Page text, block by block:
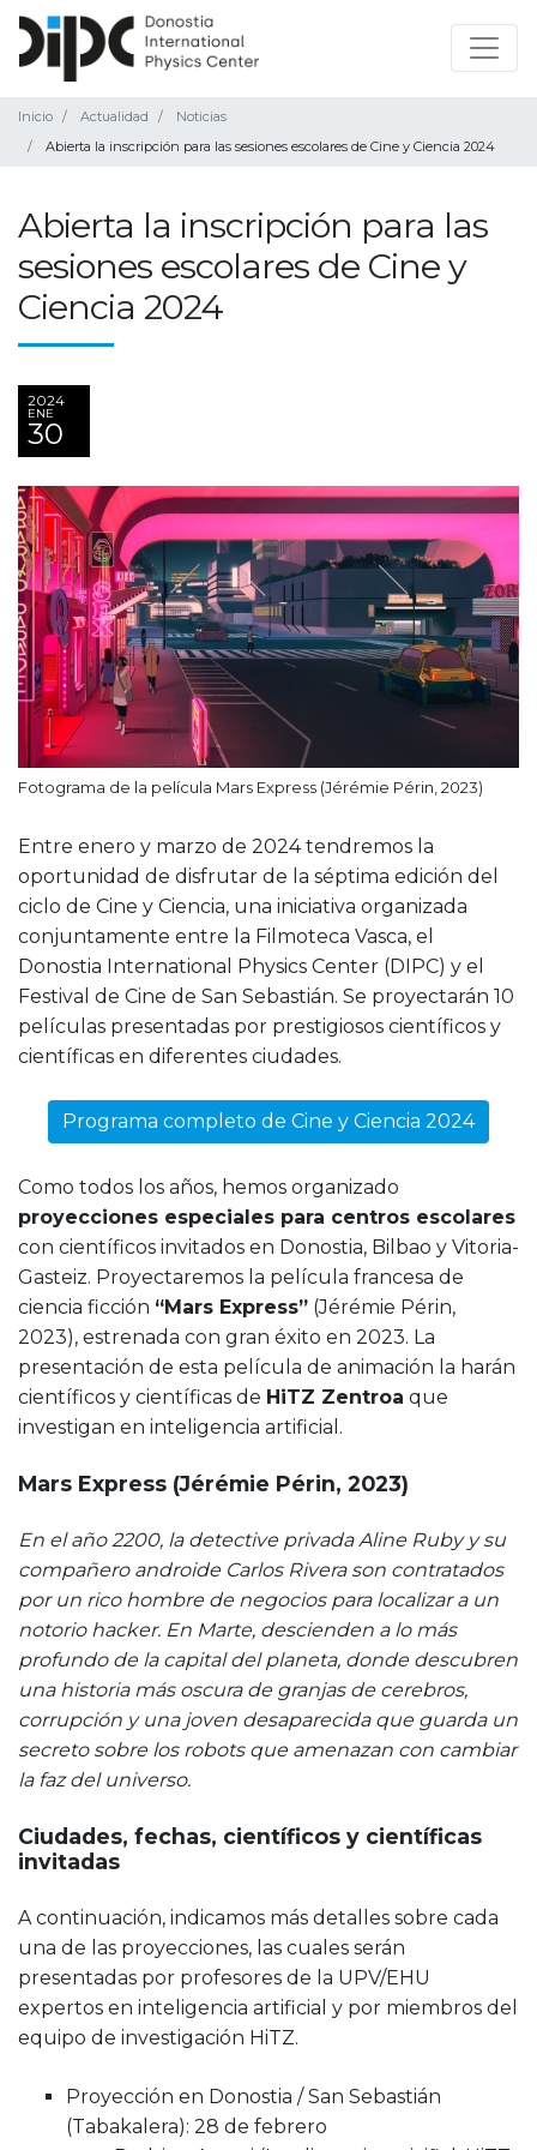
Inicio Actualidad
Noticias
Abierta la inscripción para las sesiones escolares de Cine y Ciencia 2024
Abierta la inscripción para las
sesiones escolares de Cine y
Ciencia 2024
2024
ENE
30
Fotograma de la película Mars Express (Jérémie Périn, 2023)
Entre enero y marzo de 2024 tendremos la
oportunidad de disfrutar de la séptima edición del
ciclo de Cine y Ciencia, una iniciativa organizada
conjuntamente entre la Filmoteca Vasca, el
Donostia International Physics Center (DIPC) y el
Festival de Cine de San Sebastián. Se proyectarán 10
películas presentadas por prestigiosos científicos y
científicas en diferentes ciudades.
Programa completo de Cine y Ciencia 2024
Como todos los años, hemos organizado
proyecciones especiales para centros escolares
con científicos invitados en Donostia, Bilbao y Vitoria-
Gasteiz. Proyectaremos la película francesa de
ciencia ficción “Mars Express” (Jérémie Périn,
2023), estrenada con gran éxito en 2023. La
presentación de esta película de animación la harán
científicos y científicas de HiTZ Zentroa que
investigan en inteligencia artificial.
Mars Express (Jérémie Périn, 2023)
En el año 2200, la detective privada Aline Ruby y su
compañero androide Carlos Rivera son contratados
por un rico hombre de negocios para localizar a un
notorio hacker. En Marte, descienden a lo más
profundo de la capital del planeta, donde descubren
una historia más oscura de granjas de cerebros,
corrupción y una joven desaparecida que guarda un
secreto sobre los robots que amenazan con cambiar
la faz del universo.
Ciudades, fechas, científicos y científicas
invitadas
A continuación, indicamos más detalles sobre cada
una de las proyecciones, las cuales serán
presentadas por profesores de la UPV/EHU
expertos en inteligencia artificial y por miembros del
equipo de investigación HiTZ.
Proyección en Donostia / San Sebastián
(Tabakalera): 28 de febrero